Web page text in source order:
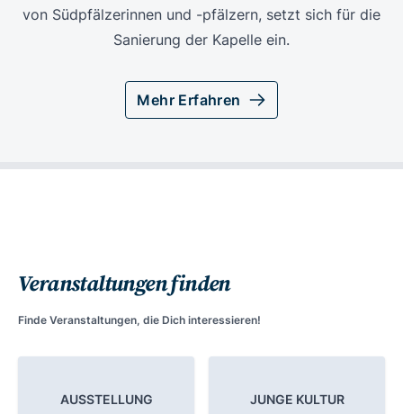
von Südpfälzerinnen und -pfälzern, setzt sich für die
Sanierung der Kapelle ein.
Mehr Erfahren
Veranstaltungen finden
Finde Veranstaltungen, die Dich interessieren!
AUSSTELLUNG JUNGE KULTUR